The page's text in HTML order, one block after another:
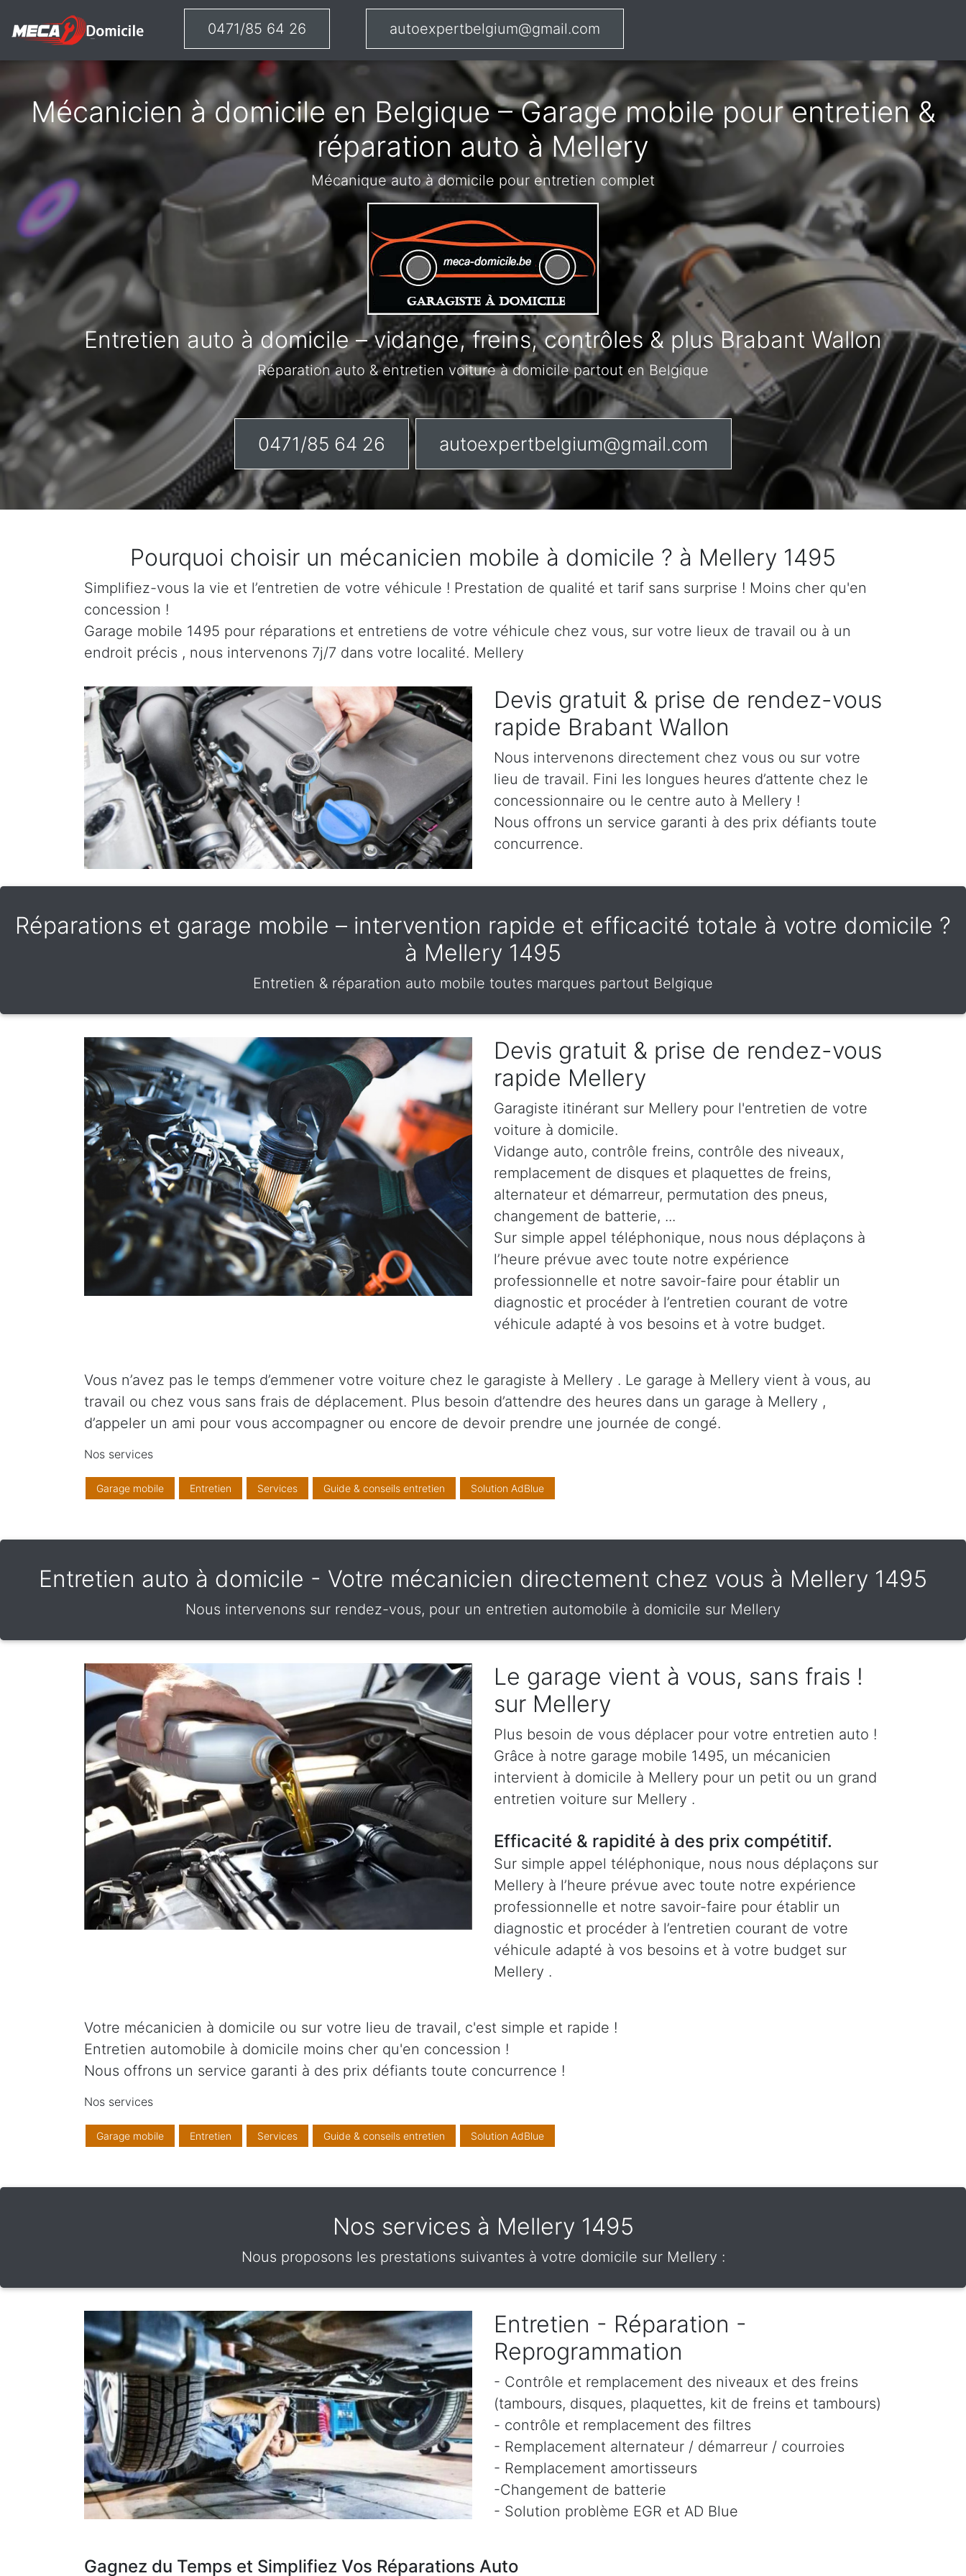
0471/85 64 26 autoexpertbelgium@gmail.com
Mécanicien à domicile en Belgique – Garage mobile pour entretien &
réparation auto à Mellery
Mécanique auto à domicile pour entretien complet
Entretien auto à domicile – vidange, freins, contrôles & plus Brabant Wallon
Réparation auto & entretien voiture à domicile partout en Belgique
0471/85 64 26 autoexpertbelgium@gmail.com
Pourquoi choisir un mécanicien mobile à domicile ? à Mellery 1495
Simplifiez-vous la vie et l’entretien de votre véhicule ! Prestation de qualité et tarif sans surprise ! Moins cher qu'en
concession !
Garage mobile 1495 pour réparations et entretiens de votre véhicule chez vous, sur votre lieux de travail ou à un
endroit précis , nous intervenons 7j/7 dans votre localité. Mellery
Devis gratuit & prise de rendez-vous
rapide Brabant Wallon
Nous intervenons directement chez vous ou sur votre
lieu de travail. Fini les longues heures d’attente chez le
concessionnaire ou le centre auto à Mellery !
Nous offrons un service garanti à des prix défiants toute
concurrence.
Réparations et garage mobile – intervention rapide et efficacité totale à votre domicile ?
à Mellery 1495
Entretien & réparation auto mobile toutes marques partout Belgique
Devis gratuit & prise de rendez-vous
rapide Mellery
Garagiste itinérant sur Mellery pour l'entretien de votre
voiture à domicile.
Vidange auto, contrôle freins, contrôle des niveaux,
remplacement de disques et plaquettes de freins,
alternateur et démarreur, permutation des pneus,
changement de batterie, ...
Sur simple appel téléphonique, nous nous déplaçons à
l’heure prévue avec toute notre expérience
professionnelle et notre savoir-faire pour établir un
diagnostic et procéder à l’entretien courant de votre
véhicule adapté à vos besoins et à votre budget.
Vous n’avez pas le temps d’emmener votre voiture chez le garagiste à Mellery . Le garage à Mellery vient à vous, au
travail ou chez vous sans frais de déplacement. Plus besoin d’attendre des heures dans un garage à Mellery ,
d’appeler un ami pour vous accompagner ou encore de devoir prendre une journée de congé.
Nos services
Garage mobile Entretien Services Guide & conseils entretien Solution AdBlue
Entretien auto à domicile - Votre mécanicien directement chez vous à Mellery 1495
Nous intervenons sur rendez-vous, pour un entretien automobile à domicile sur Mellery
Le garage vient à vous, sans frais !
sur Mellery
Plus besoin de vous déplacer pour votre entretien auto !
Grâce à notre garage mobile 1495, un mécanicien
intervient à domicile à Mellery pour un petit ou un grand
entretien voiture sur Mellery .
Efficacité & rapidité à des prix compétitif.
Sur simple appel téléphonique, nous nous déplaçons sur
Mellery à l’heure prévue avec toute notre expérience
professionnelle et notre savoir-faire pour établir un
diagnostic et procéder à l’entretien courant de votre
véhicule adapté à vos besoins et à votre budget sur
Mellery .
Votre mécanicien à domicile ou sur votre lieu de travail, c'est simple et rapide !
Entretien automobile à domicile moins cher qu'en concession !
Nous offrons un service garanti à des prix défiants toute concurrence !
Nos services
Garage mobile Entretien Services Guide & conseils entretien Solution AdBlue
Nos services à Mellery 1495
Nous proposons les prestations suivantes à votre domicile sur Mellery :
Entretien - Réparation -
Reprogrammation
- Contrôle et remplacement des niveaux et des freins
(tambours, disques, plaquettes, kit de freins et tambours)
- contrôle et remplacement des filtres
- Remplacement alternateur / démarreur / courroies
- Remplacement amortisseurs
-Changement de batterie
- Solution problème EGR et AD Blue
Gagnez du Temps et Simplifiez Vos Réparations Auto